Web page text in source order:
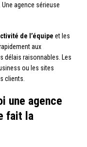
agence sérieuse
de l’équipe et les
aux
délais raisonnables. Les
ou les sites
clients.
une agence
fait la